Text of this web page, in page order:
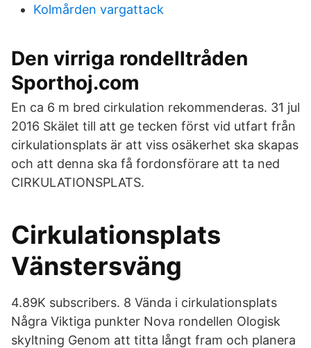
Kolmården vargattack
Den virriga rondelltråden
Sporthoj.com
En ca 6 m bred cirkulation rekommenderas. 31 jul
2016 Skälet till att ge tecken först vid utfart från
cirkulationsplats är att viss osäkerhet ska skapas
och att denna ska få fordonsförare att ta ned
CIRKULATIONSPLATS.
Cirkulationsplats
Vänstersväng
4.89K subscribers. 8 Vända i cirkulationsplats
Några Viktiga punkter Nova rondellen Ologisk
skyltning Genom att titta långt fram och planera